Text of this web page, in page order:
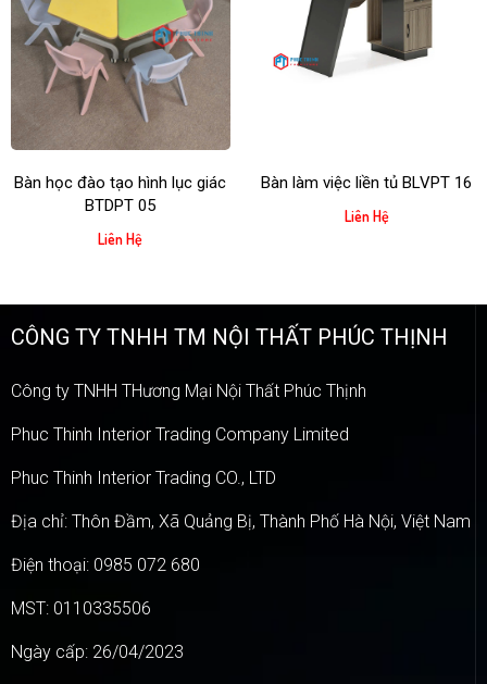
Bàn học đào tạo hình lục giác
BTDPT 05
Liên Hệ
Bàn làm việc liền tủ BLVPT 16
Liên Hệ
CÔNG TY TNHH TM NỘI THẤT PHÚC THỊNH
Công ty TNHH THương Mại Nội Thất Phúc Thịnh
Phuc Thinh Interior Trading Company Limited
Phuc Thinh Interior Trading CO., LTD
Địa chỉ: Thôn Đầm, Xã Quảng Bị, Thành Phố Hà Nội, Việt Nam
Điện thoại: 0985 072 680
MST: 0110335506
Ngày cấp: 26/04/2023